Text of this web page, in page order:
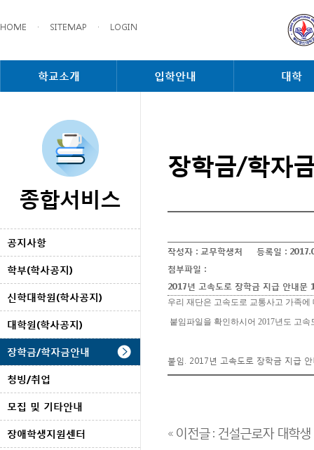
HOME · SITEMAP · LOGIN
학교소개 입학안내 대학
종합서비스
공지사항
학부(학사공지)
신학대학원(학사공지)
대학원(학사공지)
장학금/학자금안내
청빙/취업
모집 및 기타안내
장애학생지원센터
장학금/학자
작성자 : 교무학생처 등록일 :
첨부파일 :
2017년 고속도로 장학금 지급 안내문
우리 재단은 고속도로 교통사고 가족
붙임파일을 확인하시어 2017년도 고속
붙임. 2017년 고속도로 장학금 지급
« 이전글 : 건설근로자 대학